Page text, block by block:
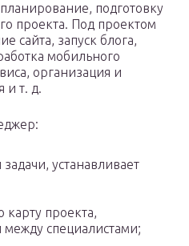
подготовку
проекта. Под проектом
сайта, запуск блога,
мобильного
организация и
и т. д.
устанавливает
карту проекта,
между специалистами;